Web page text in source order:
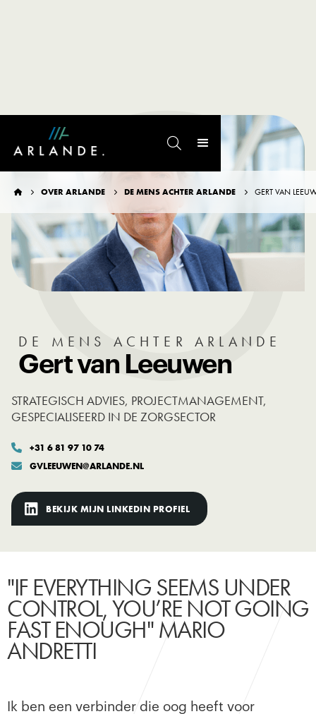

  OVER ARLANDE  DE MENS ACHTER ARLANDE  GERT VAN
DE MENS ACHTER ARLANDE
Gert van Leeuwen
STRATEGISCH ADVIES, PROJECTMANAGEMENT,
GESPECIALISEERD IN DE ZORGSECTOR
 +31 6 81 97 10 74
 GVLEEUWEN@ARLANDE.NL
BEKIJK MIJN LINKEDIN PROFIEL
"IF EVERYTHING SEEMS UNDER
CONTROL, YOU’RE NOT GOING
FAST ENOUGH" MARIO
ANDRETTI
Ik ben een verbinder die oog heeft voor